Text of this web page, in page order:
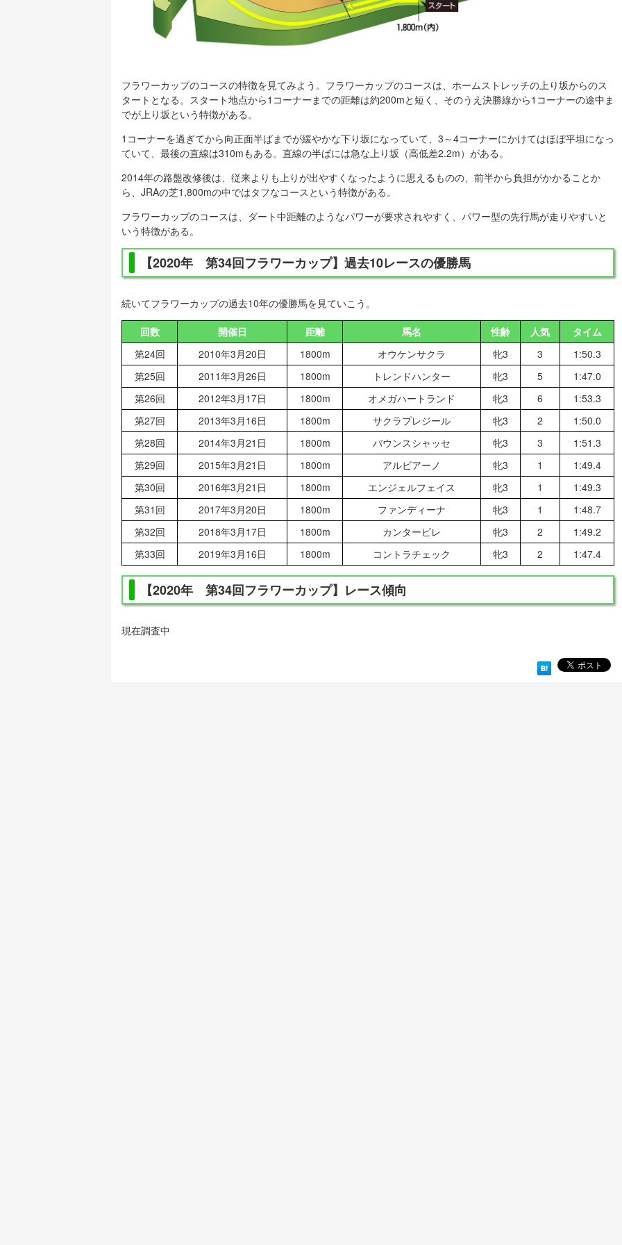
フラワーカップのコースの特徴を見てみよう。フラワーカップのコースは、ホームストレッチの上り坂からのス
タートとなる。スタート地点から1コーナーまでの距離は約200mと短く、そのうえ決勝線から1コーナーの途中ま
でが上り坂という特徴がある。
1コーナーを過ぎてから向正面半ばまでが緩やかな下り坂になっていて、3～4コーナーにかけてはほぼ平坦になっ
ていて、最後の直線は310mもある。直線の半ばには急な上り坂（高低差2.2m）がある。
2014年の路盤改修後は、従来よりも上りが出やすくなったように思えるものの、前半から負担がかかることか
ら、JRAの芝1,800mの中ではタフなコースという特徴がある。
フラワーカップのコースは、ダート中距離のようなパワーが要求されやすく、パワー型の先行馬が走りやすいと
いう特徴がある。
【2020年 第34回フラワーカップ】過去10レースの優勝馬
続いてフラワーカップの過去10年の優勝馬を見ていこう。
回数 開催日 距離 馬名 性齢 人気
タイム
第24回
2010年3月20日 1800m オウケンサクラ 牝3 3
1:50.3
第25回
2011年3月26日 1800m トレンドハンター 牝3 5
1:47.0
第26回
2012年3月17日 1800m オメガハートランド 牝3 6
1:53.3
第27回
2013年3月16日 1800m サクラプレジール 牝3 2
1:50.0
第28回
2014年3月21日 1800m バウンスシャッセ 牝3 3
1:51.3
第29回
2015年3月21日 1800m アルビアーノ 牝3 1
1:49.4
第30回
2016年3月21日 1800m エンジェルフェイス 牝3 1
1:49.3
第31回
2017年3月20日 1800m ファンディーナ 牝3 1
1:48.7
第32回
2018年3月17日 1800m カンタービレ 牝3 2
1:49.2
第33回
2019年3月16日 1800m コントラチェック 牝3 2 1:47.4
【2020年 第34回フラワーカップ】レース傾向
現在調査中